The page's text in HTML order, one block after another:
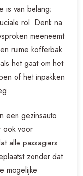
is van belang;
rol. Denk na
meeneemt
ruime kofferbak
het gaat om het
of het inpakken
een gezinsauto
ook voor
alle passagiers
zonder dat
mogelijke